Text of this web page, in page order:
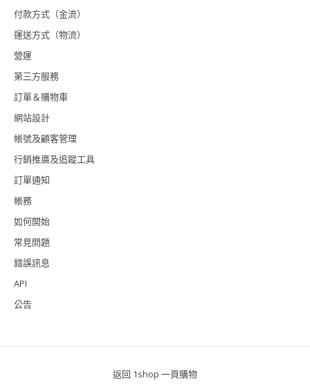
付款方式（金流）
運送方式（物流）
營運
第三方服務
訂單＆購物車
網站設計
帳號及顧客管理
行銷推廣及追蹤工具
訂單通知
帳務
如何開始
常見問題
錯誤訊息
API
公告
返回 1shop 一頁購物